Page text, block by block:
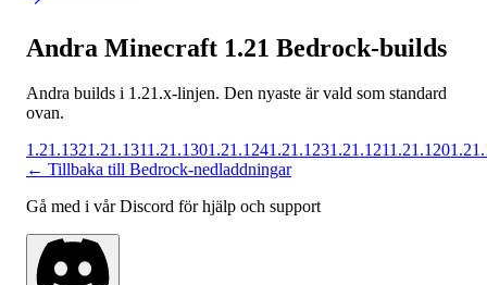
Andra Minecraft 1.21 Bedrock-builds
Andra builds i 1.21.x-linjen. Den nyaste är vald som standard
ovan.
1.21.1321.21.1311.21.1301.21.1241.21.1231.21.1211.21.120
← Tillbaka till Bedrock-nedladdningar
Gå med i vår Discord för hjälp och support